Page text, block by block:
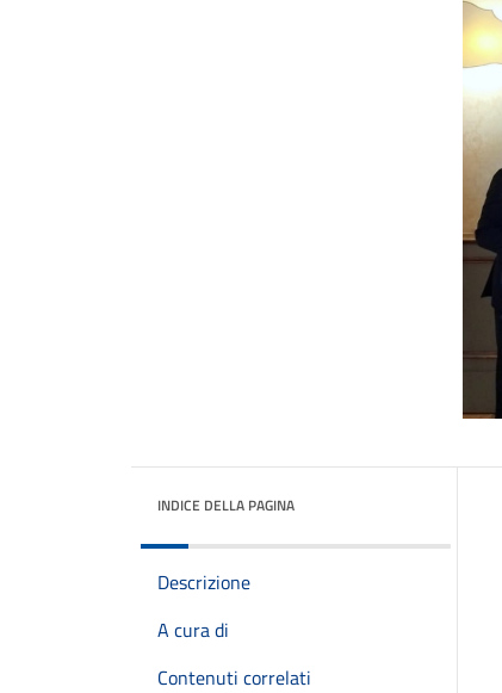
INDICE DELLA PAGINA
Descrizione
A cura di
Contenuti correlati